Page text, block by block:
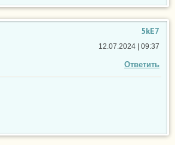
5kE7
Ответить
12.07.2024 | 09:37